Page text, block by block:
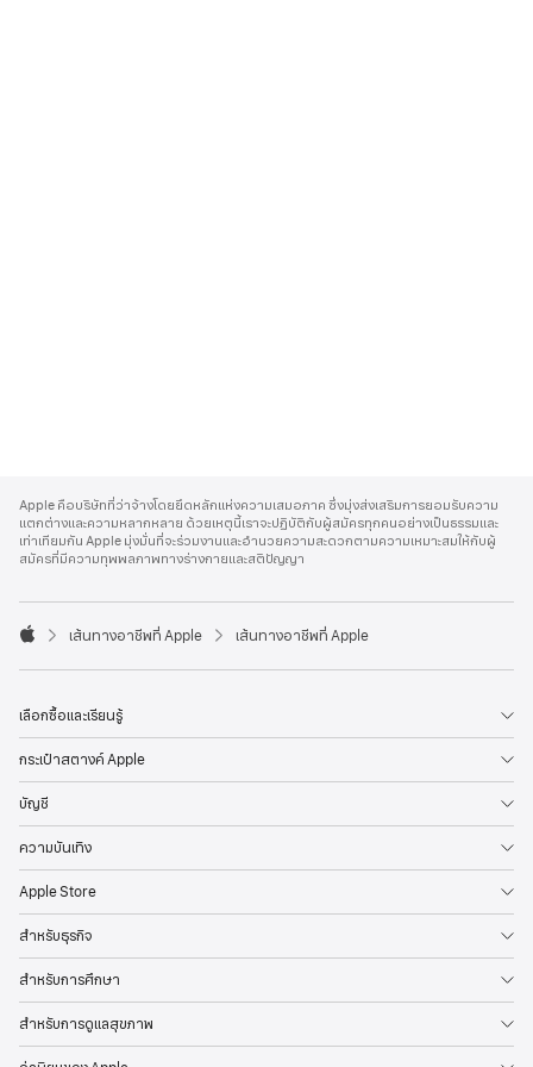
p
p
l
e
o
t
r
Apple คือบริษัทที่ว่าจ้างโดยยึดหลักแห่งความเสมอภาค ซึ่งมุ่งส่งเสริมการยอมรับความ
แตกต่างและความหลากหลาย ด้วยเหตุนี้เราจะปฏิบัติกับผู้สมัครทุกคนอย่างเป็นธรรมและ
เท่าเทียมกัน Apple มุ่งมั่นที่จะร่วมงานและอำนวยความสะดวกตามความเหมาะสมให้กับผู้
สมัครที่มีความทุพพลภาพทางร่างกายและสติปัญญา

p
l
เส้นทางอาชีพที่ Apple เส้นทางอาชีพที่ Apple
เลือกซื้อและเรียนรู้
กระเป๋าสตางค์ Apple
บัญชี
ความบันเทิง
Apple Store
สำหรับธุรกิจ
สำหรับการศึกษา
สำหรับการดูแลสุขภาพ